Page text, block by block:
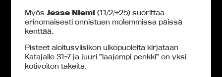
MyösJesse Niemi (11/2/+25) suorittaa
erinomaisesti onnistuen molemmissa päissä
kenttää.
Pisteet aloitusviisikon ulkopuolelta kirjataan
Katajalle 31-7 ja juuri ”laajempi penkki” on yksi
kotivoiton takeita.